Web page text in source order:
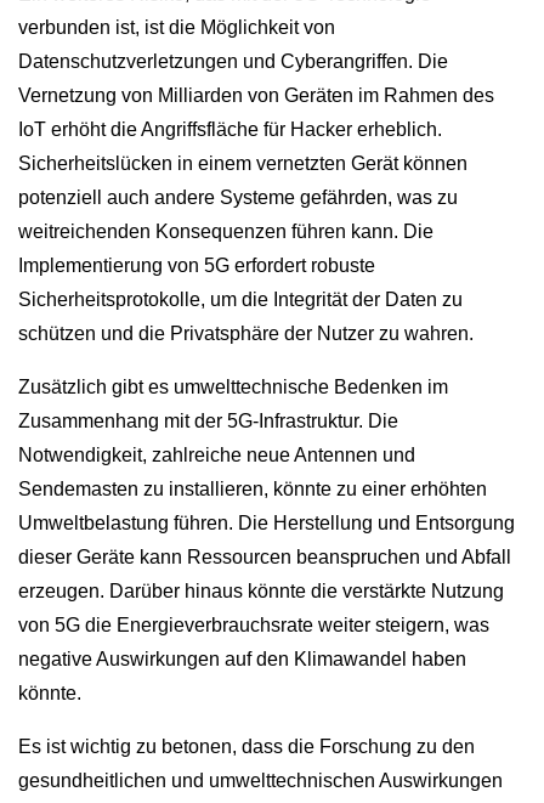
verbunden ist, ist die Möglichkeit von
Datenschutzverletzungen und Cyberangriffen. Die
Vernetzung von Milliarden von Geräten im Rahmen des
IoT erhöht die Angriffsfläche für Hacker erheblich.
Sicherheitslücken in einem vernetzten Gerät können
potenziell auch andere Systeme gefährden, was zu
weitreichenden Konsequenzen führen kann. Die
Implementierung von 5G erfordert robuste
Sicherheitsprotokolle, um die Integrität der Daten zu
schützen und die Privatsphäre der Nutzer zu wahren.
Zusätzlich gibt es umwelttechnische Bedenken im
Zusammenhang mit der 5G-Infrastruktur. Die
Notwendigkeit, zahlreiche neue Antennen und
Sendemasten zu installieren, könnte zu einer erhöhten
Umweltbelastung führen. Die Herstellung und Entsorgung
dieser Geräte kann Ressourcen beanspruchen und Abfall
erzeugen. Darüber hinaus könnte die verstärkte Nutzung
von 5G die Energieverbrauchsrate weiter steigern, was
negative Auswirkungen auf den Klimawandel haben
könnte.
Es ist wichtig zu betonen, dass die Forschung zu den
gesundheitlichen und umwelttechnischen Auswirkungen